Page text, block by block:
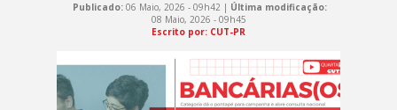
Publicado: 06 Maio, 2026 - 09h42 | Última modificação:
08 Maio, 2026 - 09h45
Escrito por: CUT-PR